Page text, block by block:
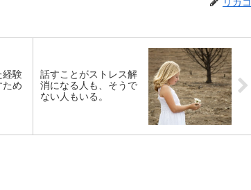
経験
ため
話すことがストレス解
消になる人も、そうで
ない人もいる。